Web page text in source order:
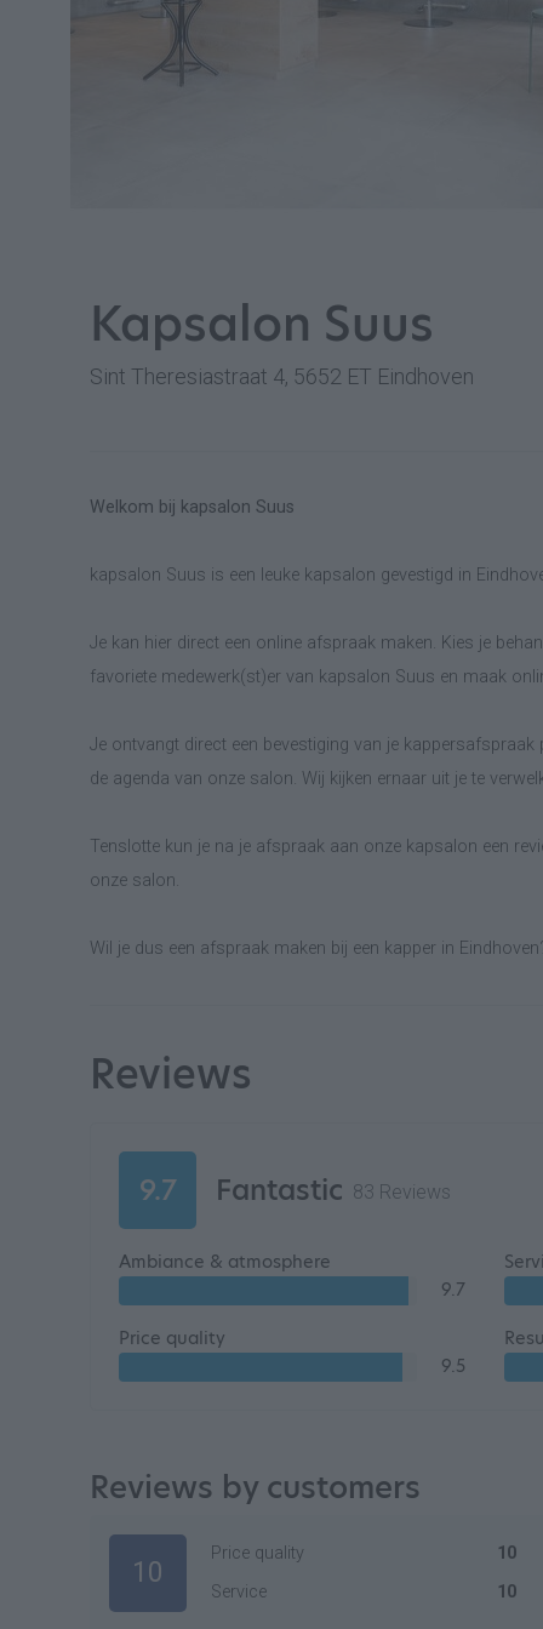
Kapsalon Suus
Sint Theresiastraat 4, 5652 ET Eindhoven
Welkom bij kapsalon Suus
kapsalon Suus is een leuke kapsalon gevestigd in
Je kan hier direct een online afspraak maken. Kies je
favoriete medewerk(st)er van kapsalon Suus en maak
Je ontvangt direct een bevestiging van je
de agenda van onze salon. Wij kijken ernaar uit je te
Tenslotte kun je na je afspraak aan onze kapsalon een
onze salon.
Wil je dus een afspraak maken bij een kapper in
Reviews
9.7 Fantastic 83 Reviews
Ambiance & atmosphere
9.7
Price quality
9.5
Reviews by customers
10
Price quality 10
Service
10